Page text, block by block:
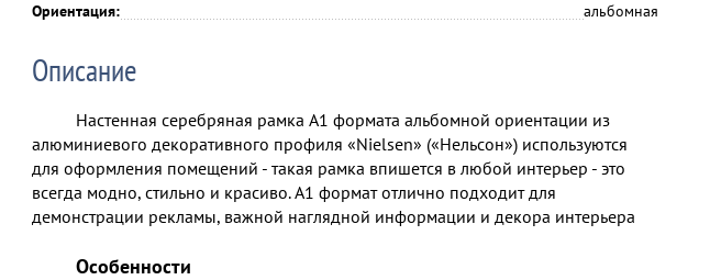
Ориентация:
альбомная
Описание
Настенная серебряная рамка А1 формата альбомной ориентации из
алюминиевого декоративного профиля «Nielsen» («Нельсон») используются
для оформления помещений - такая рамка впишется в любой интерьер - это
всегда модно, стильно и красиво. А1 формат отлично подходит для
демонстрации рекламы, важной наглядной информации и декора интерьера
Особенности